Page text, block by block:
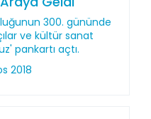
300. gününde
ve kültür sanat
pankartı açtı.
2018